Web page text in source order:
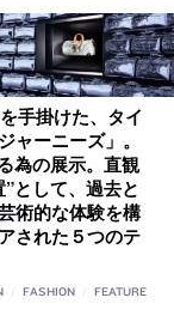
手掛けた、タイ
ャーニーズ」。
為の展示。直観
として、過去と
術的な体験を構
された５つのテ
FASHION FEATURE